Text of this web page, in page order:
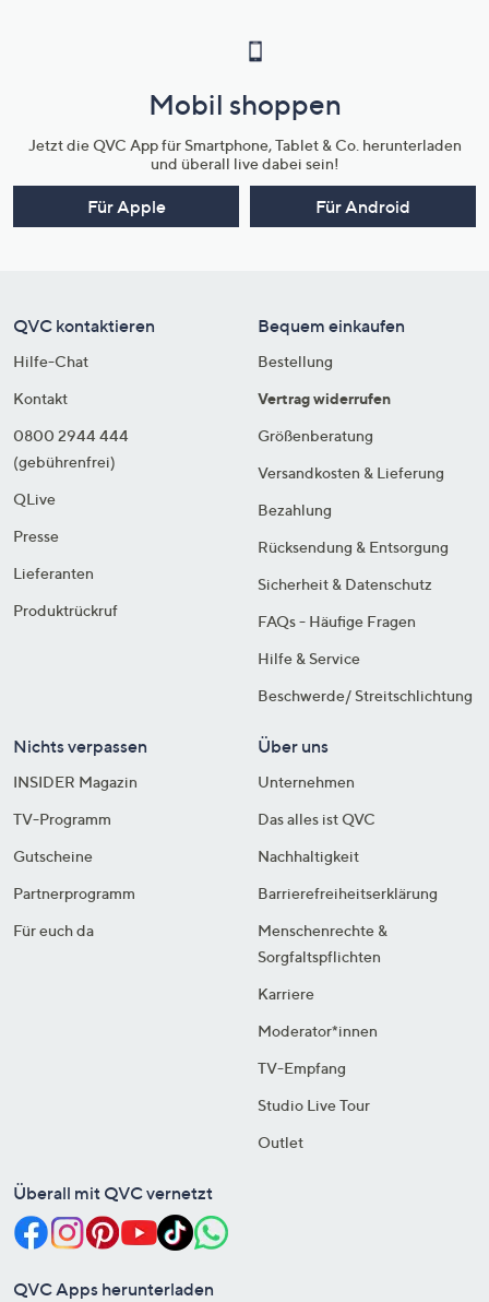
Mobil shoppen
Jetzt die QVC App für Smartphone, Tablet & Co. herunterladen
und überall live dabei sein!
Für Apple Für Android
QVC kontaktieren
Hilfe-Chat
Kontakt
0800 2944 444
(gebührenfrei)
QLive
Presse
Lieferanten
Produktrückruf
Bequem einkaufen
Bestellung
Vertrag widerrufen
Größenberatung
Versandkosten & Lieferung
Bezahlung
Rücksendung & Entsorgung
Sicherheit & Datenschutz
FAQs - Häufige Fragen
Hilfe & Service
Beschwerde/ Streitschlichtung
Nichts verpassen
INSIDER Magazin
TV-Programm
Gutscheine
Partnerprogramm
Für euch da
Über uns
Unternehmen
Das alles ist QVC
Nachhaltigkeit
Barrierefreiheitserklärung
Menschenrechte &
Sorgfaltspflichten
Karriere
Moderator*innen
TV-Empfang
Studio Live Tour
Outlet
Überall mit QVC vernetzt
QVC Apps herunterladen